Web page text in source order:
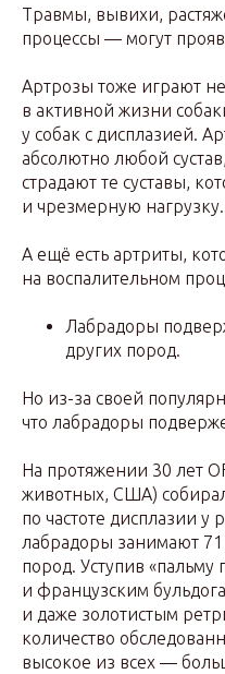
Травмы, вывихи,
процессы — могут
Артрозы тоже играют
в активной жизни
у собак с дисплазией.
абсолютно любой
страдают те суставы,
и чрезмерную нагрузку.
А ещё есть артриты,
на воспалительном
Лабрадоры
других пород.
Но из-за своей
что лабрадоры
На протяжении 30 лет
животных, США)
по частоте дисплазии
лабрадоры занимают
пород. Уступив «пальму
и французским
и даже золотистым
количество
высокое из всех —